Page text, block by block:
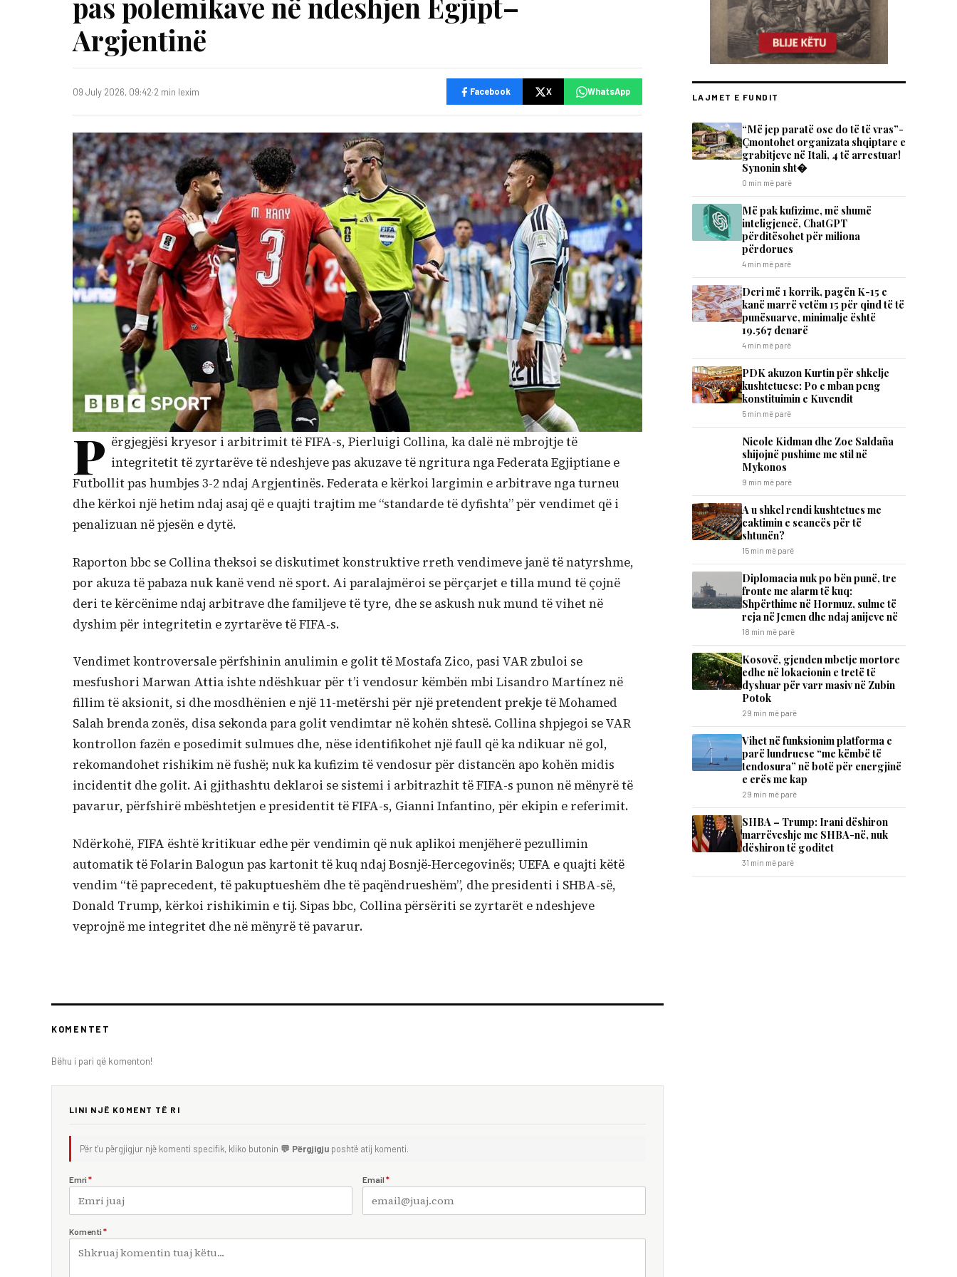
Argjentinë
09 July 2026, 09:42·2 min lexim Facebook X WhatsApp
P ërgjegjësi kryesor i arbitrimit të FIFA-s, Pierluigi Collina, ka dalë në mbrojtje të
integritetit të zyrtarëve të ndeshjeve pas akuzave të ngritura nga Federata Egjiptiane e
Futbollit pas humbjes 3-2 ndaj Argjentinës. Federata e kërkoi largimin e arbitrave nga turneu
dhe kërkoi një hetim ndaj asaj që e quajti trajtim me “standarde të dyfishta” për vendimet që i
penalizuan në pjesën e dytë.
Raporton bbc se Collina theksoi se diskutimet konstruktive rreth vendimeve janë të natyrshme,
por akuza të pabaza nuk kanë vend në sport. Ai paralajmëroi se përçarjet e tilla mund të çojnë
deri te kërcënime ndaj arbitrave dhe familjeve të tyre, dhe se askush nuk mund të vihet në
dyshim për integritetin e zyrtarëve të FIFA-s.
Vendimet kontroversale përfshinin anulimin e golit të Mostafa Zico, pasi VAR zbuloi se
mesfushori Marwan Attia ishte ndëshkuar për t’i vendosur këmbën mbi Lisandro Martínez në
fillim të aksionit, si dhe mosdhënien e një 11-metërshi për një pretendent prekje të Mohamed
Salah brenda zonës, disa sekonda para golit vendimtar në kohën shtesë. Collina shpjegoi se VAR
kontrollon fazën e posedimit sulmues dhe, nëse identifikohet një faull që ka ndikuar në gol,
rekomandohet rishikim në fushë; nuk ka kufizim të vendosur për distancën apo kohën midis
incidentit dhe golit. Ai gjithashtu deklaroi se sistemi i arbitrazhit të FIFA-s punon në mënyrë të
pavarur, përfshirë mbështetjen e presidentit të FIFA-s, Gianni Infantino, për ekipin e referimit.
Ndërkohë, FIFA është kritikuar edhe për vendimin që nuk aplikoi menjëherë pezullimin
automatik të Folarin Balogun pas kartonit të kuq ndaj Bosnjë-Hercegovinës; UEFA e quajti këtë
vendim “të paprecedent, të pakuptueshëm dhe të paqëndrueshëm”, dhe presidenti i SHBA-së,
Donald Trump, kërkoi rishikimin e tij. Sipas bbc, Collina përsëriti se zyrtarët e ndeshjeve
veprojnë me integritet dhe në mënyrë të pavarur.
KOMENTET
Bëhu i pari që komenton!
LINI NJË KOMENT TË RI
Për t'u përgjigjur një komenti specifik, kliko butonin 💬 Përgjigju poshtë atij komenti.
Emri * Email *
Komenti *
LAJMET E FUNDIT
“Më jep paratë ose do të të vras”-
Çmontohet organizata shqiptare e
grabitjeve në Itali, 4 të arrestuar!
Synonin sht�
0 min më parë
Më pak kufizime, më shumë
inteligjencë, ChatGPT
përditësohet për miliona
përdorues
4 min më parë
Deri më 1 korrik, pagën K-15 e
kanë marrë vetëm 15 për qind të të
punësuarve, minimalje është
19.567 denarë
4 min më parë
PDK akuzon Kurtin për shkelje
kushtetuese: Po e mban peng
konstituimin e Kuvendit
5 min më parë
Nicole Kidman dhe Zoe Saldaña
shijojnë pushime me stil në
Mykonos
9 min më parë
A u shkel rendi kushtetues me
caktimin e seancës për të
shtunën?
15 min më parë
Diplomacia nuk po bën punë, tre
fronte me alarm të kuq:
Shpërthime në Hormuz, sulme të
reja në Jemen dhe ndaj anijeve në
18 min më parë
Kosovë, gjenden mbetje mortore
edhe në lokacionin e tretë të
dyshuar për varr masiv në Zubin
Potok
29 min më parë
Vihet në funksionim platforma e
parë lundruese “me këmbë të
tendosura” në botë për energjinë
e erës me kap
29 min më parë
SHBA – Trump: Irani dëshiron
marrëveshje me SHBA-në, nuk
dëshiron të goditet
31 min më parë